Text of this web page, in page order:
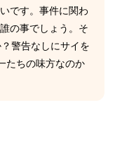
です。事件に関わ
の事でしょう。そ
警告なしにサイを
たちの味方なのか